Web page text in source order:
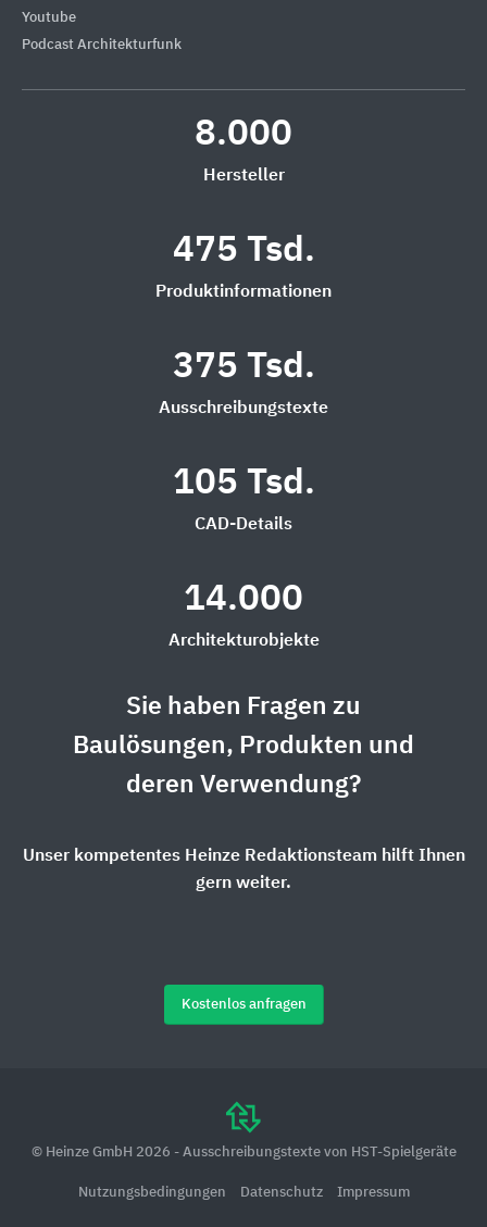
Youtube
Podcast Architekturfunk
8.000
Hersteller
475 Tsd.
Produktinformationen
375 Tsd.
Ausschreibungstexte
105 Tsd.
CAD-Details
14.000
Architekturobjekte
Sie haben Fragen zu
Baulösungen, Produkten und
deren Verwendung?
Unser kompetentes Heinze Redaktionsteam hilft Ihnen
gern weiter.
Kostenlos anfragen
© Heinze GmbH 2026 - Ausschreibungstexte von HST-Spielgeräte
Nutzungsbedingungen Datenschutz Impressum